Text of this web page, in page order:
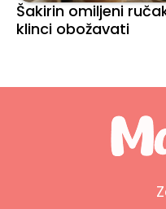
Šakirin omiljeni
klinci obožavati